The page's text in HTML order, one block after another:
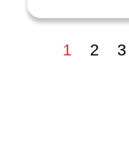
1 2 3